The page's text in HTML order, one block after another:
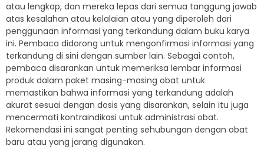
atau lengkap, dan mereka lepas dari semua tanggung jawab
atas kesalahan atau kelalaian atau yang diperoleh dari
penggunaan informasi yang terkandung dalam buku karya
ini. Pembaca didorong untuk mengonfirmasi informasi yang
terkandung di sini dengan sumber lain. Sebagai contoh,
pembaca disarankan untuk memeriksa lembar informasi
produk dalam paket masing-masing obat untuk
memastikan bahwa informasi yang terkandung adalah
akurat sesuai dengan dosis yang disarankan, selain itu juga
mencermati kontraindikasi untuk administrasi obat.
Rekomendasi ini sangat penting sehubungan dengan obat
baru atau yang jarang digunakan.